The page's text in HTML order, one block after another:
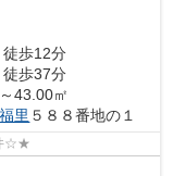
徒歩12分
徒歩37分
43.00㎡
里 ５８８番地の１
☆★